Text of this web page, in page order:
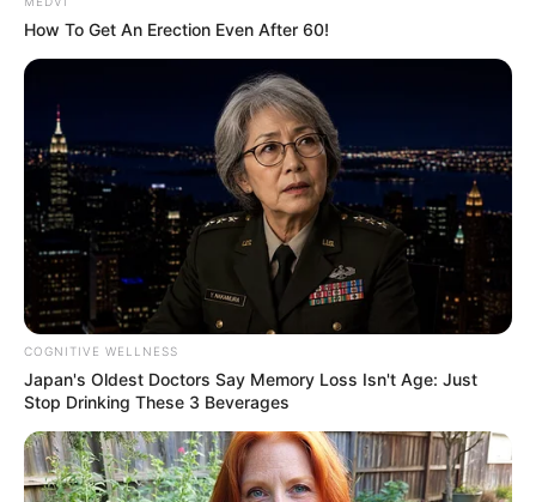
Την υπόθεση έχει αναλάβει το Αστυνομικό
Τμήμα Διρφύων – Μεσσαπίων, το οποίο
διενεργεί προανάκριση προκειμένου να
διαλευκανθούν τα ακριβή αίτια πρόκλησης
του τροχαίου.
Περισσότερα νέα από την Εύβοια
Είδαν αυτοκίνητο να εξαφανίζεται από τη
φωτιά στην Τριάδα;
Βουβός θρήνος σε περιοχή της Εύβοιας –
Κανείς δεν μπορούσε να πιστέψει ότι έφυγε
τόσο νωρίς
How To Get An Erection Even After 60!
COGNITIVE WELLNESS
Japan's Oldest Doctors Say Memory Loss Isn't Age: Just
Stop Drinking These 3 Beverages